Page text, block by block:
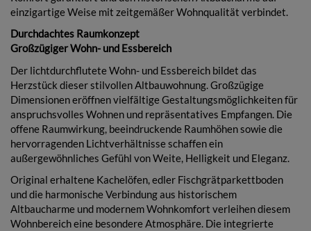
einzigartige Weise mit zeitgemäßer Wohnqualität verbindet.
Durchdachtes Raumkonzept
Großzügiger Wohn- und Essbereich
Der lichtdurchflutete Wohn- und Essbereich bildet das
Herzstück dieser stilvollen Altbauwohnung. Großzügige
Dimensionen eröffnen vielfältige Gestaltungsmöglichkeiten für
anspruchsvolles Wohnen und repräsentatives Empfangen. Die
offene Raumwirkung, beeindruckende Raumhöhen sowie die
hervorragenden Lichtverhältnisse schaffen ein
außergewöhnliches Gefühl von Weite, Helligkeit und Eleganz.
Original erhaltene Kachelöfen, edler Fischgrätparkettboden
und die harmonische Verbindung aus historischem
Altbaucharme und modernem Wohnkomfort verleihen diesem
Wohnbereich eine besondere Atmosphäre. Die integrierte